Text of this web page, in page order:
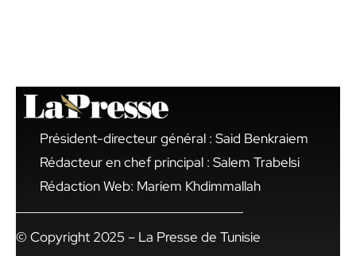
Président-directeur général : Said Benkraiem
Rédacteur en chef principal : Salem Trabelsi
Rédaction Web: Mariem Khdimmallah
© Copyright 2025 – La Presse de Tunisie